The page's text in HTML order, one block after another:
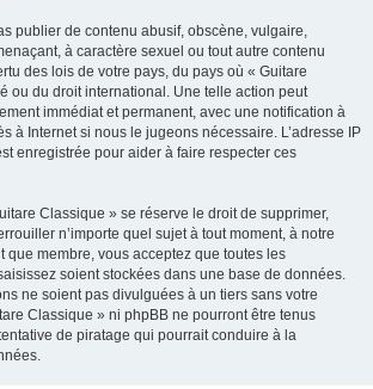
publier de contenu abusif, obscène, vulgaire,
à caractère sexuel ou tout autre contenu
des lois de votre pays, du pays où « Guitare
ou du droit international. Une telle action peut
immédiat et permanent, avec une notification à
à Internet si nous le jugeons nécessaire. L’adresse IP
enregistrée pour aider à faire respecter ces
Classique » se réserve le droit de supprimer,
n’importe quel sujet à tout moment, à notre
que membre, vous acceptez que toutes les
soient stockées dans une base de données.
ne soient pas divulguées à un tiers sans votre
Classique » ni phpBB ne pourront être tenus
de piratage qui pourrait conduire à la